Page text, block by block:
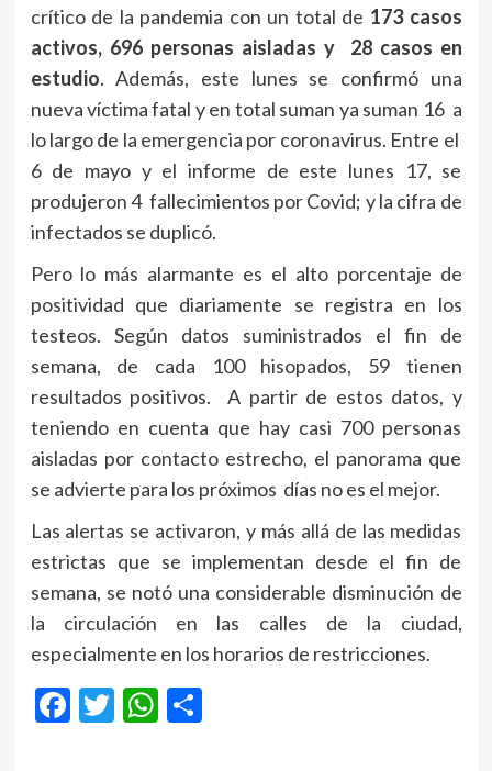
crítico de la pandemia con un total de 173 casos
activos, 696 personas aisladas y 28 casos en
estudio. Además, este lunes se confirmó una
nueva víctima fatal y en total suman ya suman 16 a
lo largo de la emergencia por coronavirus. Entre el
6 de mayo y el informe de este lunes 17, se
produjeron 4 fallecimientos por Covid; y la cifra de
infectados se duplicó.
Pero lo más alarmante es el alto porcentaje de
positividad que diariamente se registra en los
testeos. Según datos suministrados el fin de
semana, de cada 100 hisopados, 59 tienen
resultados positivos. A partir de estos datos, y
teniendo en cuenta que hay casi 700 personas
aisladas por contacto estrecho, el panorama que
se advierte para los próximos días no es el mejor.
Las alertas se activaron, y más allá de las medidas
estrictas que se implementan desde el fin de
semana, se notó una considerable disminución de
la circulación en las calles de la ciudad,
especialmente en los horarios de restricciones.
Facebook
Twitter
WhatsApp
Compartir